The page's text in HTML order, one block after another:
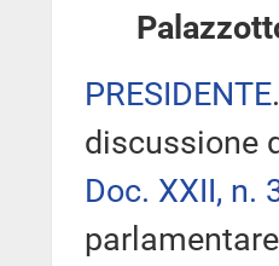
PRESIDENTE
discussione
Doc. XXII, n.